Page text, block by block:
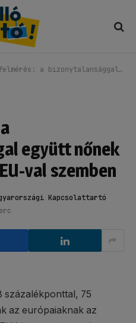
a bizonytalansággal együtt nőnek az elvárások az EU-val szemben
együtt nőnek
val szemben
Kapcsolattartó
százalékponttal, 75
az európaiaknak az